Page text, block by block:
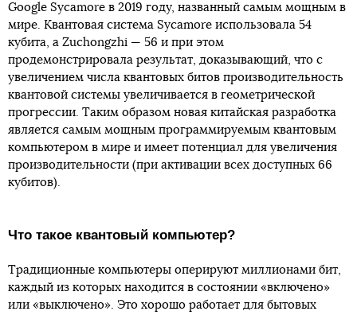
Google Sycamore в 2019 году, названный самым мощным в
мире. Квантовая система Sycamore использовала 54
кубита, а Zuchongzhi — 56 и при этом
продемонстрировала результат, доказывающий, что с
увеличением числа квантовых битов производительность
квантовой системы увеличивается в геометрической
прогрессии. Таким образом новая китайская разработка
является самым мощным программируемым квантовым
компьютером в мире и имеет потенциал для увеличения
производительности (при активации всех доступных 66
кубитов).
Что такое квантовый компьютер?
Традиционные компьютеры оперируют миллионами бит,
каждый из которых находится в состоянии «включено»
или «выключено». Это хорошо работает для бытовых